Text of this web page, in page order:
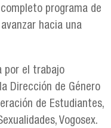
programa de
hacia una
por el trabajo
Dirección de Género
de Estudiantes,
Vogosex.